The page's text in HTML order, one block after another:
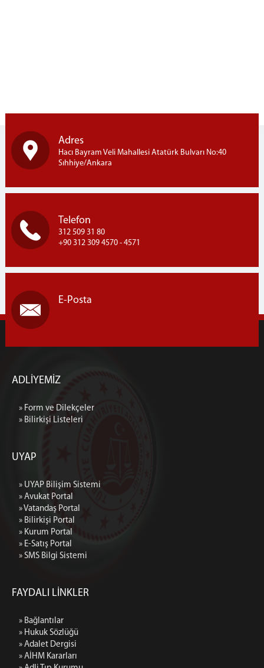
Adres
Hacı Bayram Veli Mahallesi Atatürk Bulvarı No:40
Sıhhiye/Ankara
Telefon
312 509 31 80
+90 312 309 4570 - 4571
E-Posta
ADLİYEMİZ
» Form ve Dilekçeler
» Bilirkişi Listeleri
UYAP
» UYAP Bilişim Sistemi
» Avukat Portal
» Vatandaş Portal
» Bilirkişi Portal
» Kurum Portal
» E-Satış Portal
» SMS Bilgi Sistemi
FAYDALI LİNKLER
» Bağlantılar
» Hukuk Sözlüğü
» Adalet Dergisi
» AİHM Kararları